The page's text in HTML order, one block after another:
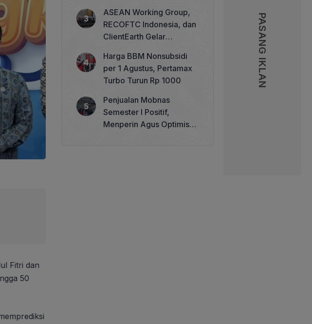
PASANG IKLAN
Fitri dan
50
ASEAN Working Group,
RECOFTC Indonesia, dan
ClientEarth Gelar
Memperkuat Tata Kelola
Perhutanan Sosial
Harga BBM Nonsubsidi
per 1 Agustus, Pertamax
Turbo Turun Rp 1000
Penjualan Mobnas
Semester I Positif,
Menperin Agus Optimistis